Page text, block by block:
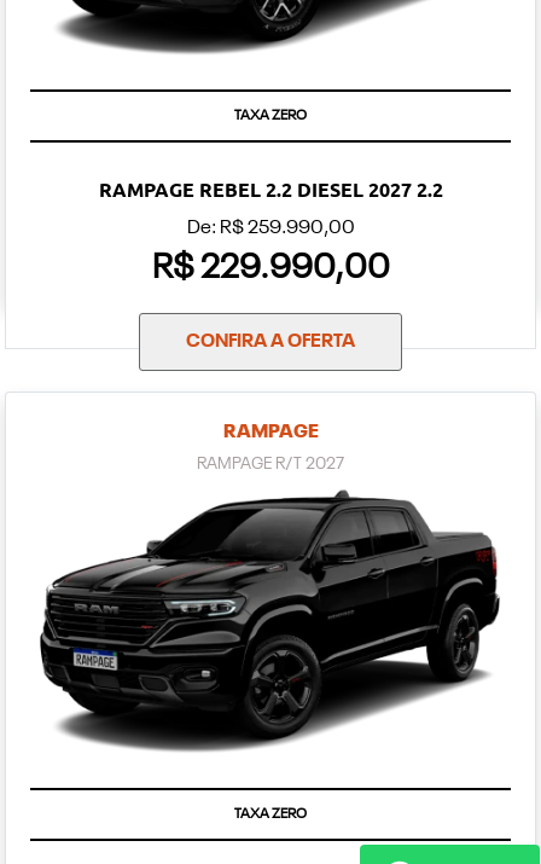
TAXA ZERO
RAMPAGE REBEL 2.2 DIESEL 2027 2.2
De: R$ 259.990,00
R$ 229.990,00
CONFIRA A OFERTA
RAMPAGE
RAMPAGE R/T 2027
TAXA ZERO